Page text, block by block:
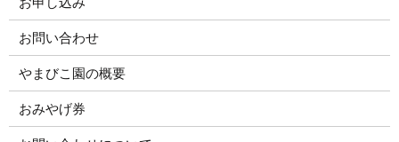
お問い合わせ
やまびこ園の概要
おみやげ券